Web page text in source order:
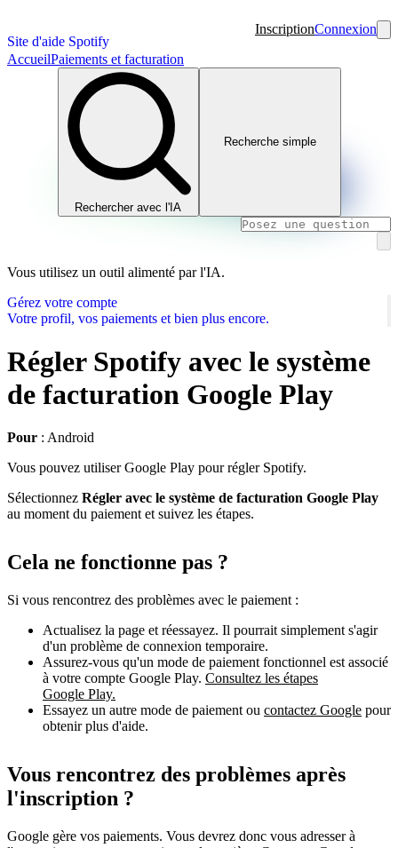
Site d'aide Spotify
InscriptionConnexion
AccueilPaiements et facturation
Rechercher avec l'IA
Recherche simple
Vous utilisez un outil alimenté par l'IA.
Gérez votre compte
Votre profil, vos paiements et bien plus encore.
Régler Spotify avec le système
de facturation Google Play
Pour : Android
Vous pouvez utiliser Google Play pour régler Spotify.
Sélectionnez Régler avec le système de facturation Google Play
au moment du paiement et suivez les étapes.
Cela ne fonctionne pas ?
Si vous rencontrez des problèmes avec le paiement :
Actualisez la page et réessayez. Il pourrait simplement s'agir
d'un problème de connexion temporaire.
Assurez-vous qu'un mode de paiement fonctionnel est associé
à votre compte Google Play. Consultez les étapes
Google Play.
Essayez un autre mode de paiement ou contactez Google pour
obtenir plus d'aide.
Vous rencontrez des problèmes après
l'inscription ?
Google gère vos paiements. Vous devrez donc vous adresser à